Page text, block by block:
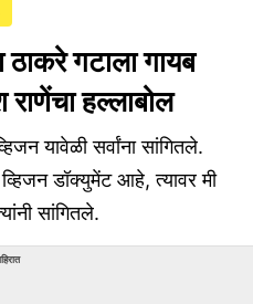
ठाकरे गटाला गायब
हल्लाबोल
यावेळी सर्वांना सांगितले.
व्हिजन डॉक्युमेंट आहे, त्यावर मी
सांगितले.